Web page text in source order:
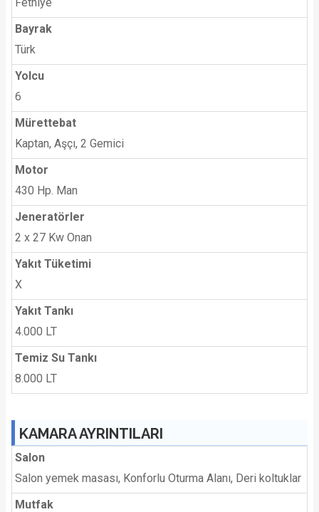
Bayrak
Türk
Yolcu
6
Mürettebat
Kaptan, Aşçı, 2 Gemici
Motor
430 Hp. Man
Jeneratörler
2 x 27 Kw Onan
Yakıt Tüketimi
X
Yakıt Tankı
4.000 LT
Temiz Su Tankı
8.000 LT
KAMARA AYRINTILARI
Salon
Salon yemek masası, Konforlu Oturma Alanı, Deri koltuklar
Mutfak